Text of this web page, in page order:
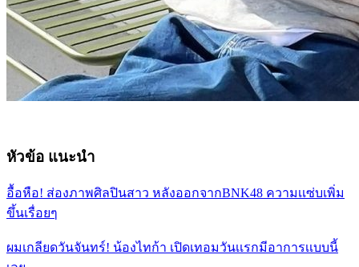
หัวข้อ แนะนำ
อื้อหือ! ส่องภาพศิลปินสาว หลังออกจากBNK48 ความเเซ่บเพิ่ม
ขึ้นเรื่อยๆ
ผมเกลียดวันจันทร์! น้องไทก้า เปิดเทอมวันเเรกมีอาการเเบบนี้